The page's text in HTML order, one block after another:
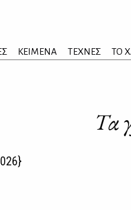
ΚΕΙΜΕΝΑ ΤΕΧΝΕΣ ΤΟ
Τα